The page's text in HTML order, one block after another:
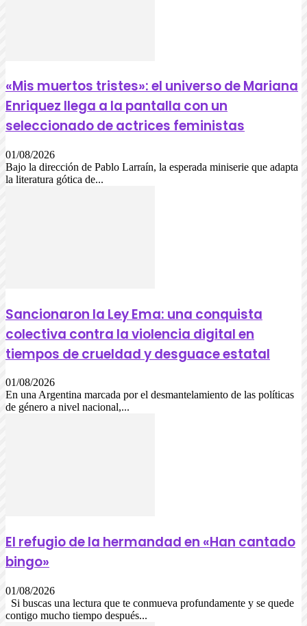
«Mis muertos tristes»: el universo de Mariana
Enriquez llega a la pantalla con un
seleccionado de actrices feministas
01/08/2026
Bajo la dirección de Pablo Larraín, la esperada miniserie que adapta
la literatura gótica de...
Sancionaron la Ley Ema: una conquista
colectiva contra la violencia digital en
tiempos de crueldad y desguace estatal
01/08/2026
En una Argentina marcada por el desmantelamiento de las políticas
de género a nivel nacional,...
El refugio de la hermandad en «Han cantado
bingo»
01/08/2026
Si buscas una lectura que te conmueva profundamente y se quede
contigo mucho tiempo después...